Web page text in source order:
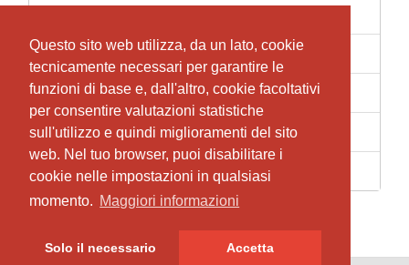
Questo sito web utilizza, da un lato, cookie
tecnicamente necessari per garantire le
funzioni di base e, dall'altro, cookie facoltativi
per consentire valutazioni statistiche
sull'utilizzo e quindi miglioramenti del sito
web. Nel tuo browser, puoi disabilitare i
cookie nelle impostazioni in qualsiasi
momento. Maggiori informazioni
Solo il necessario Accetta
Questo sito web utilizza, da un lato, cookie
tecnicamente necessari per garantire le
funzioni di base e, dall'altro, cookie facoltativi
per consentire valutazioni statistiche
sull'utilizzo e quindi miglioramenti del sito
web. Nel tuo browser, puoi disabilitare i
cookie nelle impostazioni in qualsiasi
momento. Maggiori informazioni
Solo il necessario Accetta
Online 36er Abo 12 Mesi
Studio 10er Abo 6 Mesi
Studio 18er Abo 9 Mesi
Studio 36er Abo 12 Mesi